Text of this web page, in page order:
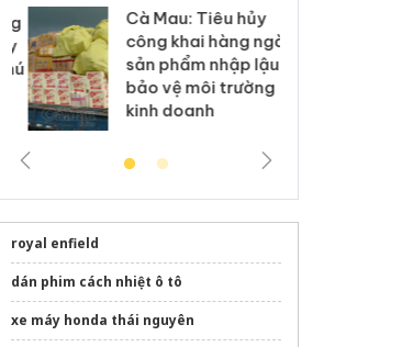
Cà Mau: Tiêu hủy
công khai hàng ngàn
sản phẩm nhập lậu,
bảo vệ môi trường
kinh doanh
royal enfield
dán phim cách nhiệt ô tô
xe máy honda thái nguyên